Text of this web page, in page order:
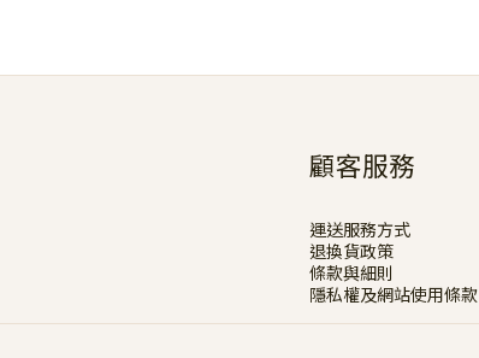
顧客服務
運送服務方式
退換貨政策
條款與細則
隱私權及網站使用條款